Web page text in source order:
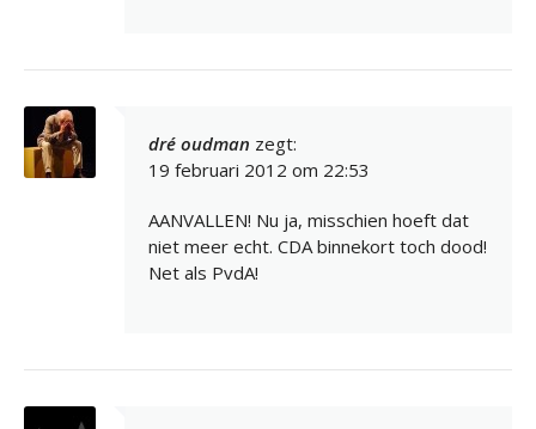
dré oudman zegt:
19 februari 2012 om 22:53
AANVALLEN! Nu ja, misschien hoeft dat
niet meer echt. CDA binnekort toch dood!
Net als PvdA!